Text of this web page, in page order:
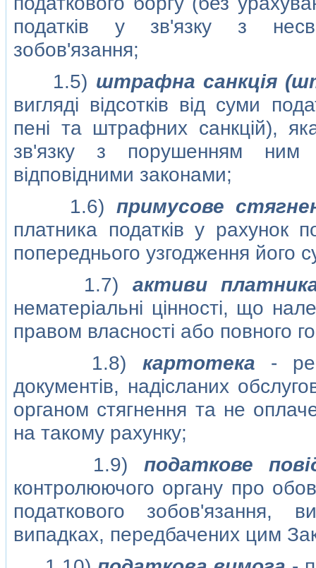
податкiв у зв'язку з
зобов'язання;
1.5) штрафна санкцiя
виглядi вiдсоткiв вiд суми
пенi та штрафних санкцiй),
зв'язку з порушенням ним
вiдповiдними законами;
1.6) примусове
платника податкiв у рахунок
попереднього узгодження його
1.7) активи
нематерiальнi цiнностi, що
правом власностi або повного
1.8) картотека -
документiв, надiсланих
органом стягнення та не
на такому рахунку;
1.9) податкове
контролюючого органу про
податкового зобов'язання,
випадках, передбачених цим